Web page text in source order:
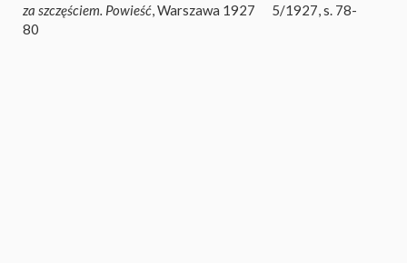
za szczęściem. Powieść, Warszawa 1927
5/1927, s. 78-
80